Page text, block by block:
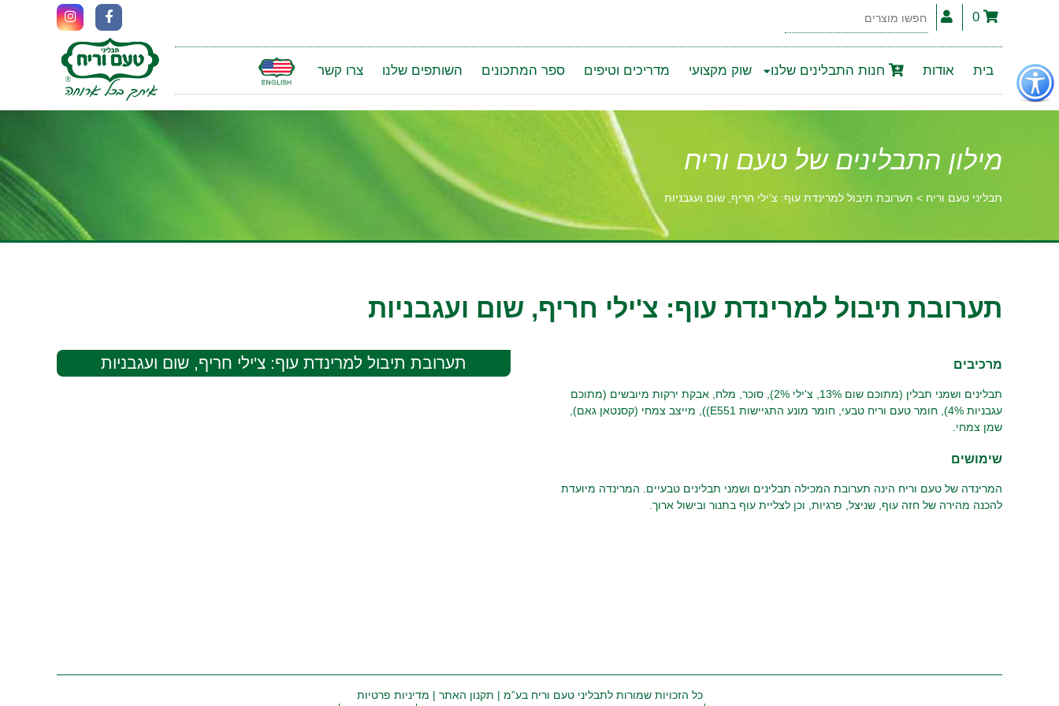
כפתור
לפתיחת
תפריט
נגישות
0 חפשו
בית אודות חנות התבלינים שלנו שוק מקצועי מדריכים וטיפים ספר המתכונים השותפים שלנו צרו קשר
מילון התבלינים של טעם וריח
תבליני טעם וריח > תערובת תיבול למרינדת עוף: צ'ילי חריף, שום ועגבניות
תערובת תיבול למרינדת עוף: צ'ילי חריף, שום ועגבניות
מרכיבים
תבלינים ושמני תבלין (מתוכם שום 13%, צ'ילי 2%), סוכר, מלח, אבקת ירקות מיובשים (מתוכם
עגבניות 4%), חומר טעם וריח טבעי, חומר מונע התגיישות E551)), מייצב צמחי (קסנטאן גאם),
שמן צמחי.
שימושים
המרינדה של טעם וריח הינה תערובת המכילה תבלינים ושמני תבלינים טבעיים. המרינדה מיועדת
להכנה מהירה של חזה עוף, שניצל, פרגיות, וכן לצליית עוף בתנור ובישול ארוך.
תערובת תיבול למרינדת עוף: צ'ילי חריף, שום ועגבניות
כל הזכויות שמורות לתבליני טעם וריח בע”מ | תקנון האתר | מדיניות פרטיות